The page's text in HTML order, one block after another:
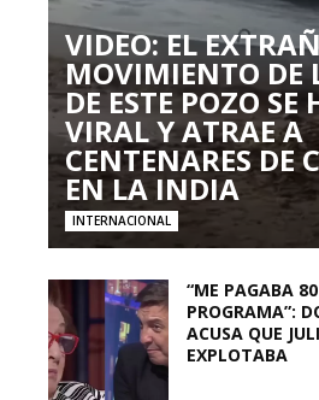
VIDEO: EL
MOVIMIENTO DE
DE ESTE POZO SE
VIRAL Y ATRAE A
CENTENARES DE
EN LA INDIA
INTERNACIONAL
“ME PAGABA
PROGRAMA”:
ACUSA QUE
EXPLOTABA